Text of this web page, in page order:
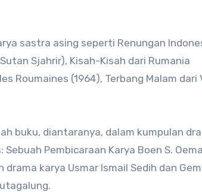
sastra asing seperti Renungan
Sjahrir), Kisah-Kisah dari Rumania
Roumaines (1964), Terbang Malam dari
buku, diantaranya, dalam kumpulan
Pembicaraan Karya Boen S.
karya Usmar Ismail Sedih dan